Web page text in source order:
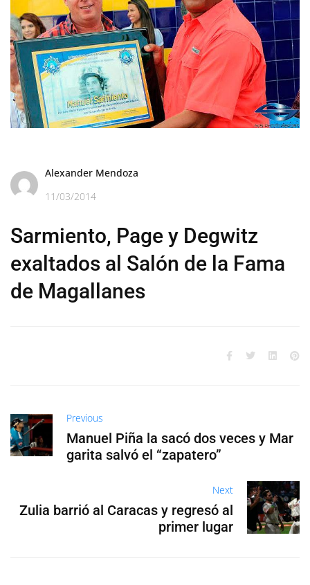
Alexander Mendoza
11/03/2014
Sarmiento, Page y Degwitz
exaltados al Salón de la Fama
de Magallanes
Previous
Manuel Piña la sacó dos veces y Mar
garita salvó el “zapatero”
Next
Zulia barrió al Caracas y regresó al
primer lugar